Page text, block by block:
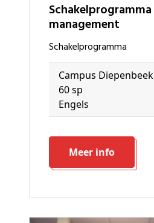
schakelprogramma master of
management
schakelprogramma
Campus Diepenbeek
60 sp
Engels
Meer info